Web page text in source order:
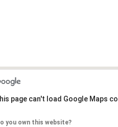
page can't load Google Maps
you own this website?